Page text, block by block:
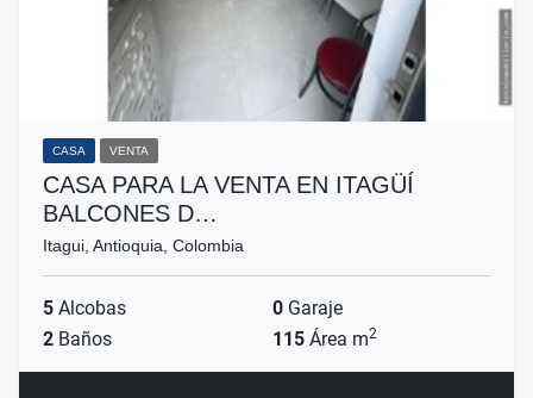
CASA VENTA
CASA PARA LA VENTA EN ITAGÜÍ
BALCONES D…
Itagui, Antioquia, Colombia
5 Alcobas 0 Garaje
2 Baños 115 Área m2